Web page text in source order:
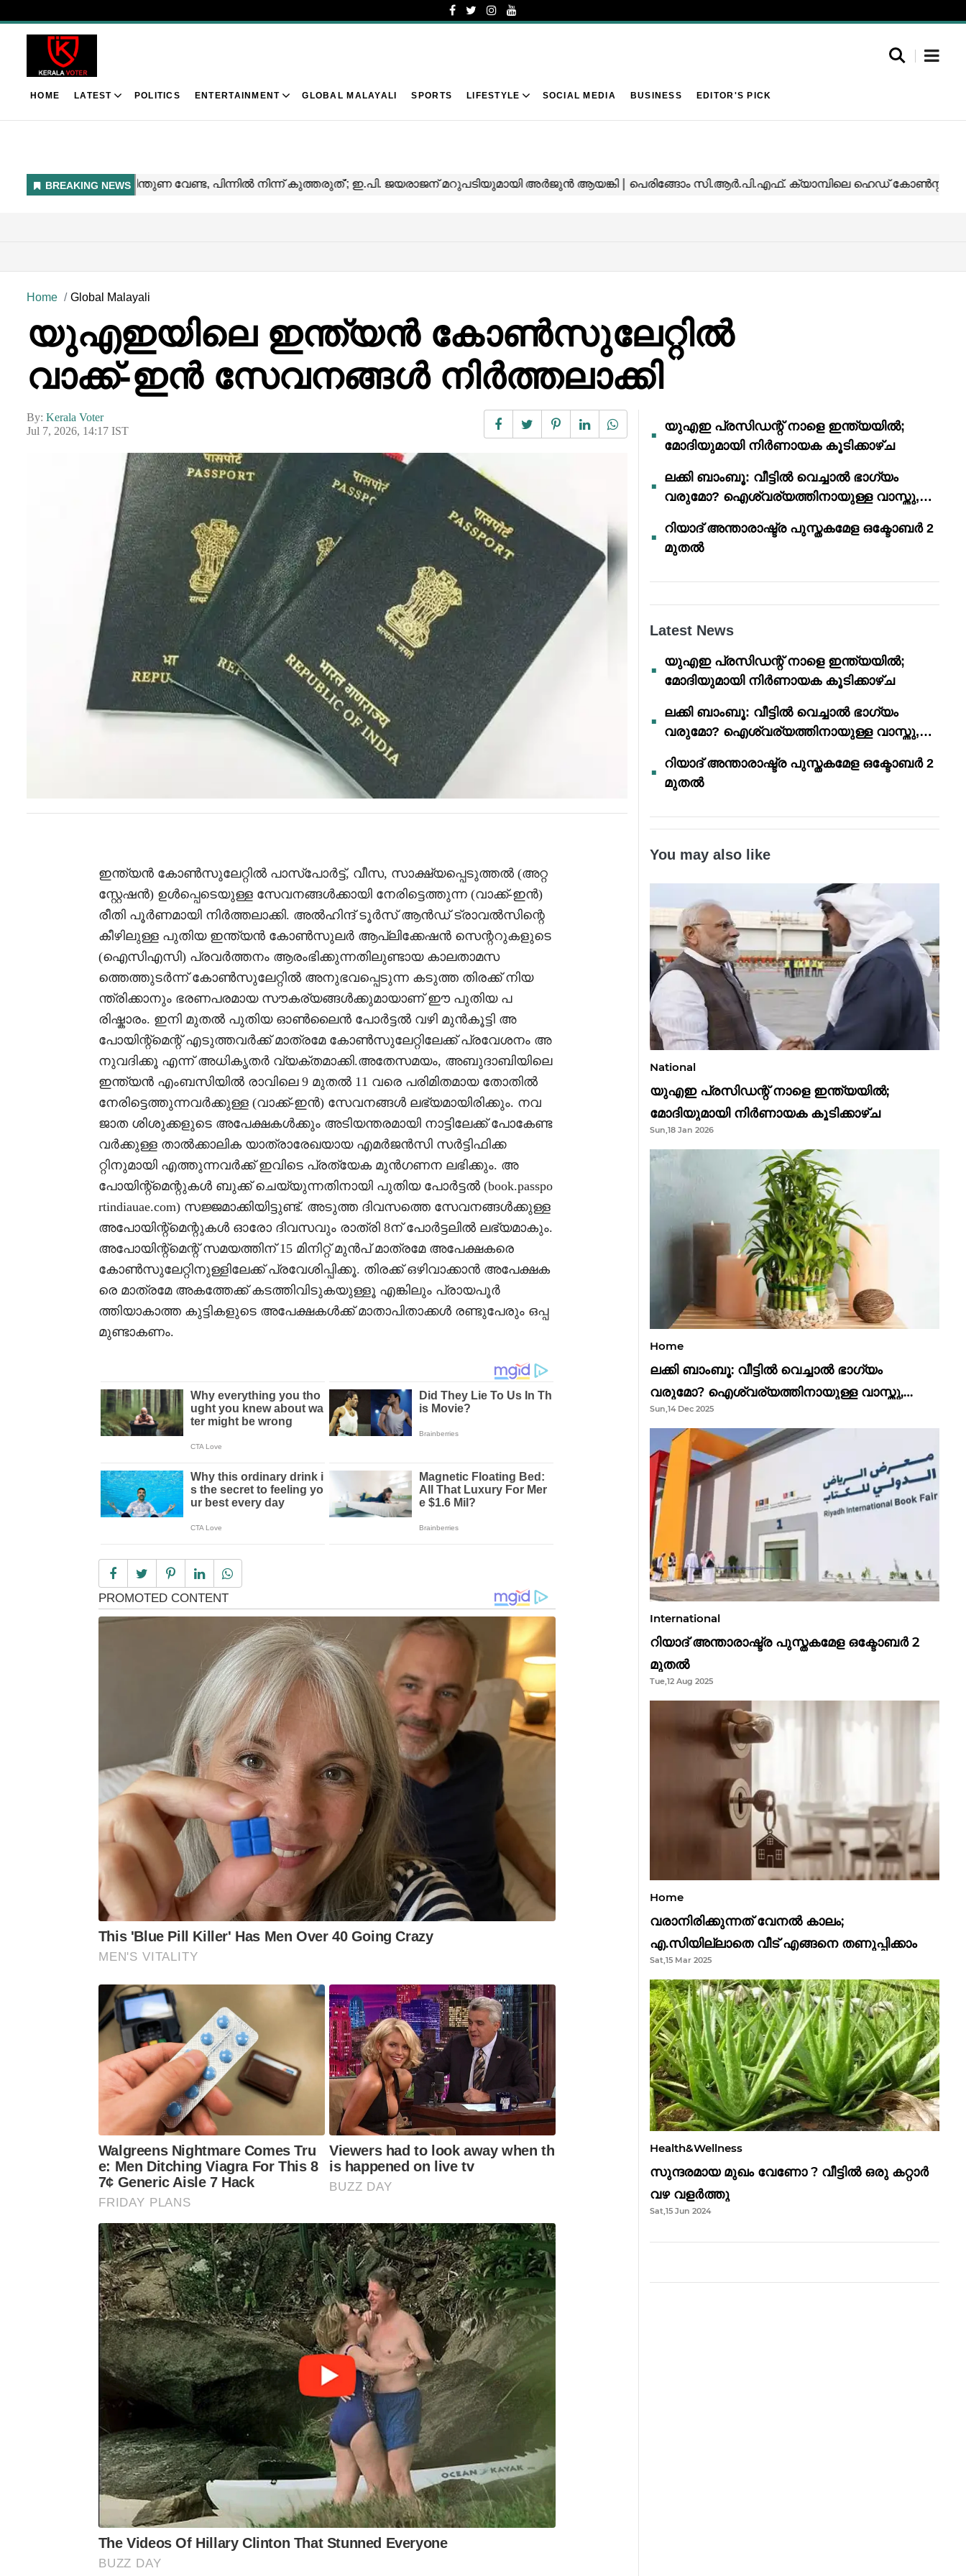
HOME LATEST POLITICS ENTERTAINMENT GLOBAL MALAYALI SPORTS LIFESTYLE SOCIAL MEDIA BUSINESS EDITOR'S PICK
Home Global Malayali
യുഎഇയിലെ ഇന്ത്യൻ കോൺസുലേറ്റിൽ
വാക്ക്-ഇൻ സേവനങ്ങൾ നിർത്തലാക്കി
By: Kerala Voter
Jul 7, 2026, 14:17 IST
ഇന്ത്യൻ കോൺസുലേറ്റിൽ പാസ്‌പോർട്ട്, വീസ, സാക്ഷ്യപ്പെടുത്തൽ (അറ്റ
സ്റ്റേഷൻ) ഉൾപ്പെടെയുള്ള സേവനങ്ങൾക്കായി നേരിട്ടെത്തുന്ന (വാക്ക്-ഇൻ)
രീതി പൂർണമായി നിർത്തലാക്കി. അൽഹിന്ദ് ടൂർസ് ആൻഡ് ട്രാവൽസിന്റെ
കീഴിലുള്ള പുതിയ ഇന്ത്യൻ കോൺസുലർ ആപ്ലിക്കേഷൻ സെന്ററുകളുടെ
(ഐസിഎസി) പ്രവർത്തനം ആരംഭിക്കുന്നതിലുണ്ടായ കാലതാമസ
ത്തെത്തുടർന്ന് കോൺസുലേറ്റിൽ അനുഭവപ്പെടുന്ന കടുത്ത തിരക്ക് നിയ
ന്ത്രിക്കാനും ഭരണപരമായ സൗകര്യങ്ങൾക്കുമായാണ് ഈ പുതിയ പ
രിഷ്കാരം. ഇനി മുതൽ പുതിയ ഓൺലൈൻ പോർട്ടൽ വഴി മുൻകൂട്ടി അ
പോയിന്റ്മെന്റ് എടുത്തവർക്ക് മാത്രമേ കോൺസുലേറ്റിലേക്ക് പ്രവേശനം അ
നുവദിക്കൂ എന്ന് അധികൃതർ വ്യക്തമാക്കി.അതേസമയം, അബുദാബിയിലെ
ഇന്ത്യൻ എംബസിയിൽ രാവിലെ 9 മുതൽ 11 വരെ പരിമിതമായ തോതിൽ
നേരിട്ടെത്തുന്നവർക്കുള്ള (വാക്ക്-ഇൻ) സേവനങ്ങൾ ലഭ്യമായിരിക്കും. നവ
ജാത ശിശുക്കളുടെ അപേക്ഷകൾക്കും അടിയന്തരമായി നാട്ടിലേക്ക് പോകേണ്ട
വർക്കുള്ള താൽക്കാലിക യാത്രാരേഖയായ എമർജൻസി സർട്ടിഫിക്ക
റ്റിനുമായി എത്തുന്നവർക്ക് ഇവിടെ പ്രത്യേക മുൻഗണന ലഭിക്കും. അ
പോയിന്റ്മെന്റുകൾ ബുക്ക് ചെയ്യുന്നതിനായി പുതിയ പോർട്ടൽ (book.passpo
rtindiauae.com) സജ്ജമാക്കിയിട്ടുണ്ട്. അടുത്ത ദിവസത്തെ സേവനങ്ങൾക്കുള്ള
അപോയിന്റ്മെന്റുകൾ ഓരോ ദിവസവും രാത്രി 8ന് പോർട്ടലിൽ ലഭ്യമാകും.
അപോയിന്റ്മെന്റ് സമയത്തിന് 15 മിനിറ്റ് മുൻപ് മാത്രമേ അപേക്ഷകരെ
കോൺസുലേറ്റിനുള്ളിലേക്ക് പ്രവേശിപ്പിക്കൂ. തിരക്ക് ഒഴിവാക്കാൻ അപേക്ഷക
രെ മാത്രമേ അകത്തേക്ക് കടത്തിവിടുകയുള്ളൂ എങ്കിലും പ്രായപൂർ
ത്തിയാകാത്ത കുട്ടികളുടെ അപേക്ഷകൾക്ക് മാതാപിതാക്കൾ രണ്ടുപേരും ഒപ്പ
മുണ്ടാകണം.
യുഎഇ പ്രസിഡന്റ് നാളെ ഇന്ത്യയിൽ;
മോദിയുമായി നിർണായക കൂടിക്കാഴ്ച
ലക്കി ബാംബൂ: വീട്ടിൽ വെച്ചാൽ ഭാഗ്യം
വരുമോ? ഐശ്വര്യത്തിനായുള്ള വാസ്തു,
റിയാദ് അന്താരാഷ്ട്ര പുസ്തകമേള ഒക്ടോബർ 2
മുതൽ
Latest News
യുഎഇ പ്രസിഡന്റ് നാളെ ഇന്ത്യയിൽ;
മോദിയുമായി നിർണായക കൂടിക്കാഴ്ച
ലക്കി ബാംബൂ: വീട്ടിൽ വെച്ചാൽ ഭാഗ്യം
വരുമോ? ഐശ്വര്യത്തിനായുള്ള വാസ്തു,
റിയാദ് അന്താരാഷ്ട്ര പുസ്തകമേള ഒക്ടോബർ 2
മുതൽ
You may also like
National
യുഎഇ പ്രസിഡന്റ് നാളെ ഇന്ത്യയിൽ;
മോദിയുമായി നിർണായക കൂടിക്കാഴ്ച
Sun,18 Jan 2026
Home
ലക്കി ബാംബൂ: വീട്ടിൽ വെച്ചാൽ ഭാഗ്യം
വരുമോ? ഐശ്വര്യത്തിനായുള്ള വാസ്തു,
ഫെങ് ഷൂയി വിശ്വാസങ്ങൾ
Sun,14 Dec 2025
International
റിയാദ് അന്താരാഷ്ട്ര പുസ്തകമേള ഒക്ടോബർ 2
മുതൽ
Tue,12 Aug 2025
Home
വരാനിരിക്കുന്നത് വേനൽ കാലം;
എ.സിയില്ലാതെ വീട് എങ്ങനെ തണുപ്പിക്കാം
Sat,15 Mar 2025
Health&Wellness
സുന്ദരമായ മുഖം വേണോ ? വീട്ടിൽ ഒരു കറ്റാർ
വഴ വളർത്തു
Sat,15 Jun 2024